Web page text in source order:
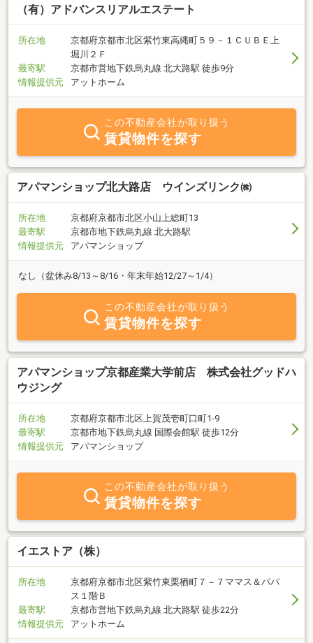
しております。
（有）アドバンスリアルエステート
所在地
京都府京都市北区紫竹東高縄町５９－１ＣＵＢＥ上
堀川２Ｆ
最寄駅
京都市営地下鉄烏丸線 北大路駅 徒歩9分
情報提供元
アットホーム
この不動産会社が取り扱う
賃貸物件を探す
アパマンショップ北大路店 ウインズリンク㈱
所在地
京都府京都市北区小山上総町13
最寄駅
京都市地下鉄烏丸線 北大路駅
情報提供元
アパマンショップ
なし（盆休み8/13～8/16・年末年始12/27～1/4）
この不動産会社が取り扱う
賃貸物件を探す
アパマンショップ京都産業大学前店 株式会社グッドハ
ウジング
所在地
京都府京都市北区上賀茂壱町口町1-9
最寄駅
京都市地下鉄烏丸線 国際会館駅 徒歩12分
情報提供元
アパマンショップ
この不動産会社が取り扱う
賃貸物件を探す
イエストア（株）
所在地
京都府京都市北区紫竹東栗栖町７－７ママス＆パパ
ス１階Ｂ
最寄駅
京都市営地下鉄烏丸線 北大路駅 徒歩22分
情報提供元
アットホーム